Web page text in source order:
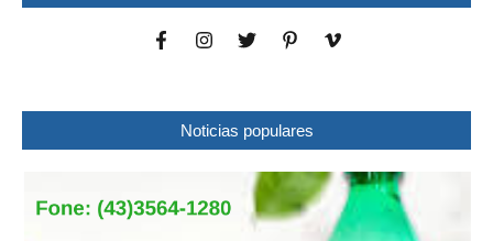
Noticias populares